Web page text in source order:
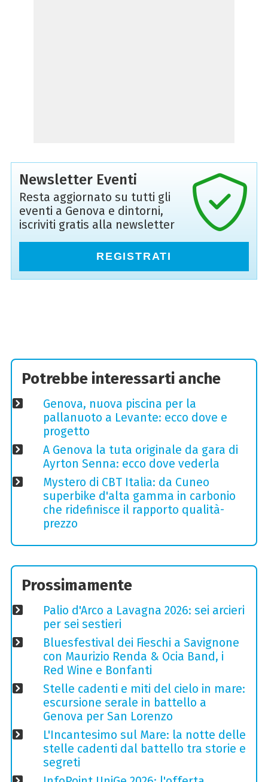
Newsletter Eventi
Resta aggiornato su tutti gli
eventi a Genova e dintorni,
iscriviti gratis alla newsletter
REGISTRATI
Potrebbe interessarti anche
Genova, nuova piscina per la
pallanuoto a Levante: ecco dove e
progetto
A Genova la tuta originale da gara di
Ayrton Senna: ecco dove vederla
Mystero di CBT Italia: da Cuneo
superbike d'alta gamma in carbonio
che ridefinisce il rapporto qualità-
prezzo
Prossimamente
Palio d'Arco a Lavagna 2026: sei arcieri
per sei sestieri
Bluesfestival dei Fieschi a Savignone
con Maurizio Renda & Ocia Band, i
Red Wine e Bonfanti
Stelle cadenti e miti del cielo in mare:
escursione serale in battello a
Genova per San Lorenzo
L'Incantesimo sul Mare: la notte delle
stelle cadenti dal battello tra storie e
segreti